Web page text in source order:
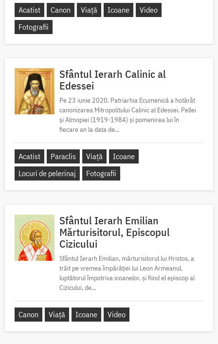
Acatist Canon Viață Icoane
Video
Fotografii
Sfântul Ierarh Calinic al
Edessei
Pe 23 iunie 2020, Patriarhia Ecumenică a hotărât
canonizarea Mitropolitului Calinic al Edessei, Pellei
și Almopiei (1919-1984) și pomenirea lui în
fiecare an la data de...
Acatist Paraclis Viață
Icoane
Locuri de pelerinaj
Fotografii
Sfântul Ierarh Emilian
Mărturisitorul, Episcopul
Cizicului
Sfântul Ierarh Emilian, mărturisitorul lui Hristos, a
trăit pe vremea împărăției lui Leon Armeanul,
luptătorul împotriva icoanelor, și fiind el episcop al
Cizicului, de...
Canon Viață Icoane Video